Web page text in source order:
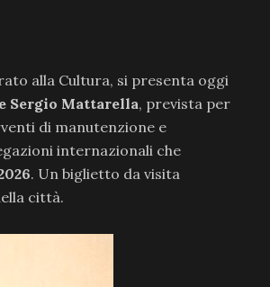
alla Cultura, si presenta oggi
Sergio Mattarella, prevista per
di manutenzione e
internazionali che
. Un biglietto da visita
città.